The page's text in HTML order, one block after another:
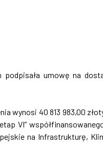
podpisała umowę na
wynosi 40 813 983,00
VI”
na Infrastrukturę,